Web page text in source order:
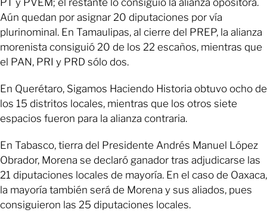
PT y PVEM; el restante lo consiguió la alianza opositora.
Aún quedan por asignar 20 diputaciones por vía
plurinominal. En Tamaulipas, al cierre del PREP, la alianza
morenista consiguió 20 de los 22 escaños, mientras que
el PAN, PRI y PRD sólo dos.
En Querétaro, Sigamos Haciendo Historia obtuvo ocho de
los 15 distritos locales, mientras que los otros siete
espacios fueron para la alianza contraria.
En Tabasco, tierra del Presidente Andrés Manuel López
Obrador, Morena se declaró ganador tras adjudicarse las
21 diputaciones locales de mayoría. En el caso de Oaxaca,
la mayoría también será de Morena y sus aliados, pues
consiguieron las 25 diputaciones locales.